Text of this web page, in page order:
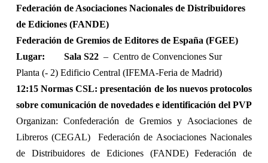
Federación de Asociaciones Nacionales de Distribuidores
de Ediciones (FANDE)
Federación de Gremios de Editores de España (FGEE)
Lugar:
Sala S22 – Centro de Convenciones Sur
Planta (- 2) Edificio Central (IFEMA-Feria de Madrid)
12:15 Normas CSL: presentación de los nuevos protocolos
sobre comunicación de novedades e identificación del PVP
Organizan: Confederación de Gremios y Asociaciones de
Libreros (CEGAL)
Federación de Asociaciones Nacionales
de Distribuidores de Ediciones (FANDE) Federación de